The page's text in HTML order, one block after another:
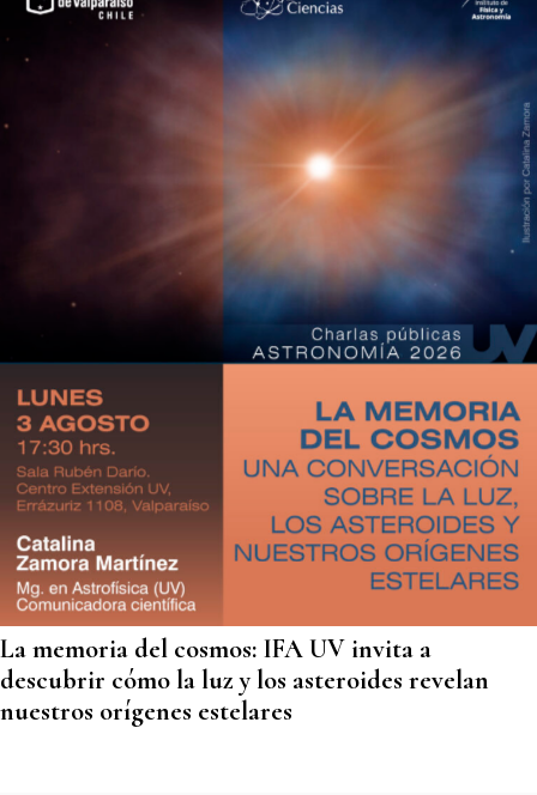
La memoria del cosmos: IFA UV invita a
descubrir cómo la luz y los asteroides revelan
nuestros orígenes estelares